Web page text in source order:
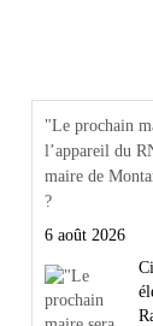
"Le prochain
l’appareil du
maire de
?
6 août 2026